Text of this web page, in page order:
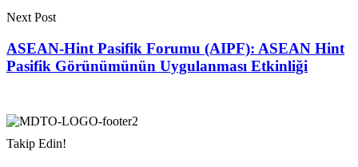
Next Post
ASEAN-Hint Pasifik Forumu (AIPF): ASEAN Hint
Pasifik Görünümünün Uygulanması Etkinliği
Takip Edin!